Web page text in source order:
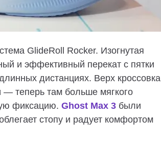
GlideRoll Rocker. Изогнутая
и эффективный перекат с пятки
дистанциях. Верх кроссовка
— теперь там больше мягкого
фиксацию. Ghost Max 3 были
стопу и радует комфортом